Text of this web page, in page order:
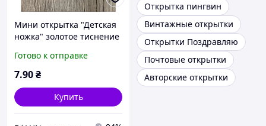
Мини открытка "Детская
ножка" золотое тиснение
Готово к отправке
7.90₴
Купить
Открытка пингвин
Винтажные открытки
Открытки Поздравляю
Почтовые открытки
Авторские открытки